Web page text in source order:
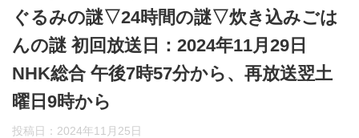
ぐるみの謎▽24時間の謎▽炊き込みごは
んの謎 初回放送日：2024年11月29日
NHK総合 午後7時57分から、再放送翌土
曜日9時から
投稿日： 2024年11月25日